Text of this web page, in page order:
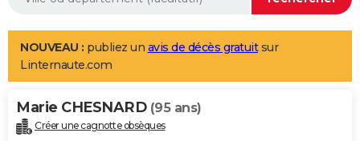
Aménagement intérieur
LIFESTYLE
Art de vivre
Bien-être
Loisirs
Mode
Modes de vie
Alimentation
Guide de la santé
Maladies
Médicaments
Sommeil
VOYAGE
Destinations
City break
Voyage nature
Voyage de noces
Forum
Climat
+
NOUVEAU : publiez un avis de décès gratuitsur
Linternaute.com
Marie CHESNARD (95 ans)
Créer une cagnotte obsèques